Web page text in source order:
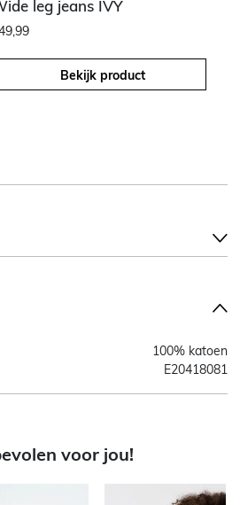
leg jeans IVY
Bekijk product
100% katoen
E20418081
voor jou!